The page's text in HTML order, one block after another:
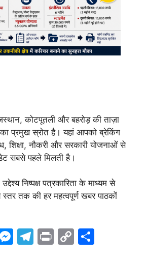
कोटपूतली और बहरोड़ की ताज़ा
प्रमुख स्रोत है। यहां आपको ब्रेकिंग
शिक्षा, नौकरी और सरकारी योजनाओं से
सबसे पहले मिलती है।
निष्पक्ष पत्रकारिता के माध्यम से
तक की हर महत्वपूर्ण खबर पाठकों
M T
Pr C